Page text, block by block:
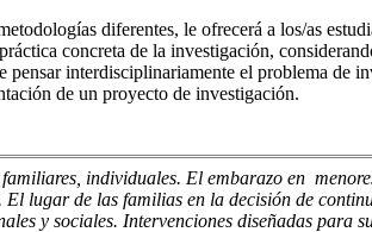
diferentes, le ofrecerá a los/as
concreta de la investigación,
pensar interdisciplinariamente el problema de
de un proyecto de investigación.
individuales. El embarazo en
lugar de las familias en la decisión de
y sociales. Intervenciones diseñadas para